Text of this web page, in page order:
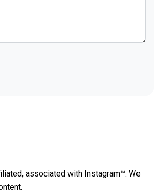
associated with Instagram™. We